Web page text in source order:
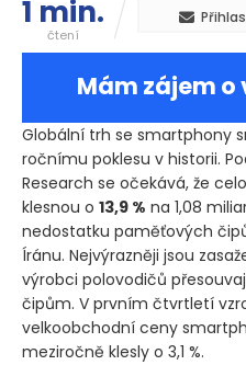
1 min.
čtení
Mám zájem
Globální trh se smartphony
ročnímu poklesu v historii.
Research se očekává, že
klesnou o 13,9 % na 1,08
nedostatku paměťových
Íránu. Nejvýrazněji jsou
výrobci polovodičů
čipům. V prvním čtvrtletí
velkoobchodní ceny
meziročně klesly o 3,1 %.